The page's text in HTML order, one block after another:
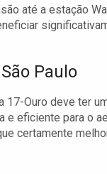
até a estação
Paulo
Ouro deve ter
e eficiente para o
certamente